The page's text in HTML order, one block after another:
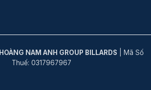
HOÀNG NAM ANH GROUP BILLARDS | Mã Số
Thuế: 0317967967